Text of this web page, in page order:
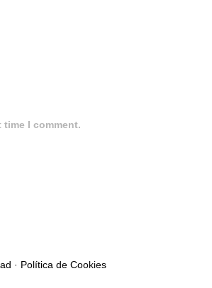
I comment.
· Política de Cookies